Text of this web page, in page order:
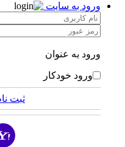
ورود به سایت
ورود به عنوان
ورود خودکار
ثبت نام